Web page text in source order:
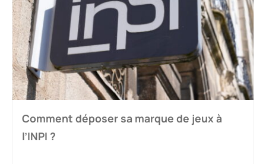
Comment déposer sa marque de jeux à
l’INPI ?